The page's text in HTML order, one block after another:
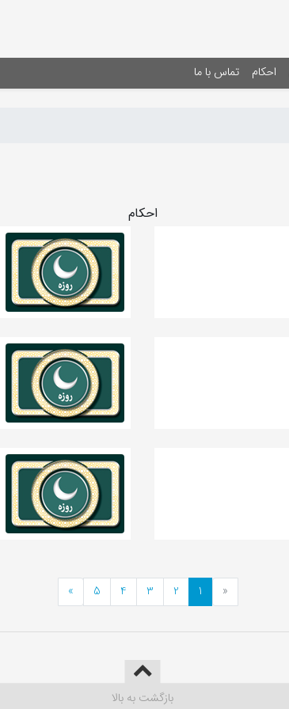
احکام تماس با ما
احکام
«
1
2
3
4
5
»
بازگشت به بالا